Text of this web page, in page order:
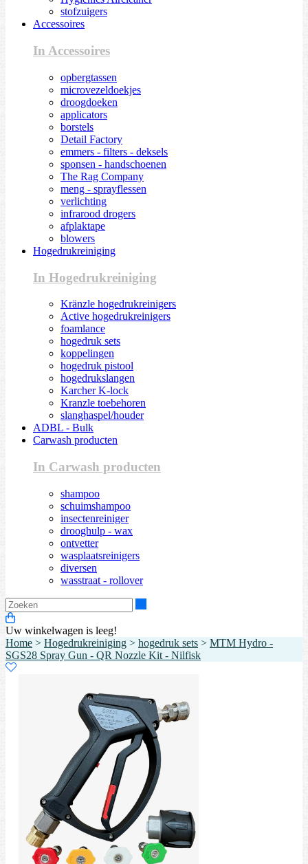
stofzuigers
Accessoires
In Accessoires
opbergtassen
microvezeldoekjes
droogdoeken
applicators
borstels
Detail Factory
emmers - filters - deksels
sponsen - handschoenen
The Rag Company
meng - sprayflessen
verlichting
infrarood drogers
afplaktape
blowers
Hogedrukreiniging
In Hogedrukreiniging
Kränzle hogedrukreinigers
Active hogedrukreinigers
foamlance
hogedruk sets
koppelingen
hogedruk pistool
hogedrukslangen
Karcher K-lock
Kranzle toebehoren
slanghaspel/houder
ADBL - Bulk
Carwash producten
In Carwash producten
shampoo
schuimshampoo
insectenreiniger
drooghulp - wax
ontvetter
wasplaatsreinigers
diversen
wasstraat - rollover
Uw winkelwagen is leeg!
Home > Hogedrukreiniging > hogedruk sets > MTM Hydro -
SGS28 Spray Gun - QR Nozzle Kit - Nilfisk